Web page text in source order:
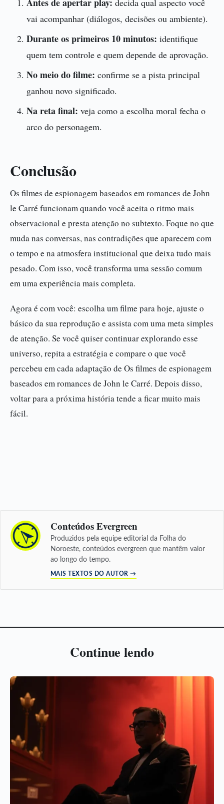
decida qual aspecto você
vai acompanhar (diálogos, decisões ou ambiente).
Durante os primeiros 10 minutos: identifique
quem tem controle e quem depende de aprovação.
No meio do filme: confirme se a pista principal
ganhou novo significado.
Na reta final: veja como a escolha moral fecha o
arco do personagem.
Conclusão
Os filmes de espionagem baseados em romances de John
le Carré funcionam quando você aceita o ritmo mais
observacional e presta atenção no subtexto. Foque no que
muda nas conversas, nas contradições que aparecem com
o tempo e na atmosfera institucional que deixa tudo mais
pesado. Com isso, você transforma uma sessão comum
em uma experiência mais completa.
Agora é com você: escolha um filme para hoje, ajuste o
básico da sua reprodução e assista com uma meta simples
de atenção. Se você quiser continuar explorando esse
universo, repita a estratégia e compare o que você
percebeu em cada adaptação de Os filmes de espionagem
baseados em romances de John le Carré. Depois disso,
voltar para a próxima história tende a ficar muito mais
fácil.
Conteúdos Evergreen
Produzidos pela equipe editorial da Folha do
Noroeste, conteúdos evergreen que mantêm valor
ao longo do tempo.
MAIS TEXTOS DO AUTOR →
Continue lendo